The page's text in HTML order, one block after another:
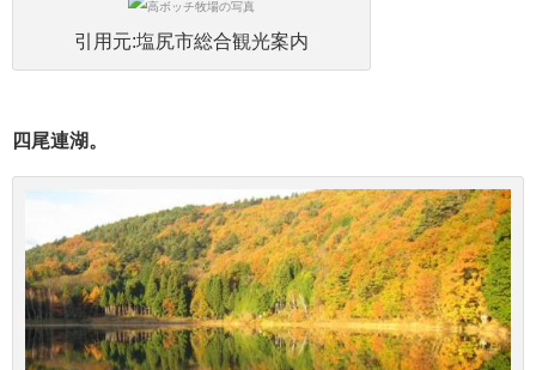
引用元:塩尻市総合観光案内
四尾連湖。